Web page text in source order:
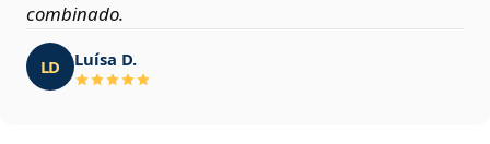
combinado.
LD Luísa D.